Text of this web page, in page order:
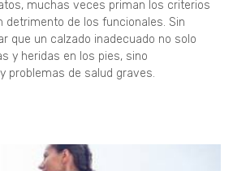
muchas veces priman los criterios
detrimento de los funcionales. Sin
que un calzado inadecuado no solo
y heridas en los pies, sino
problemas de salud graves.